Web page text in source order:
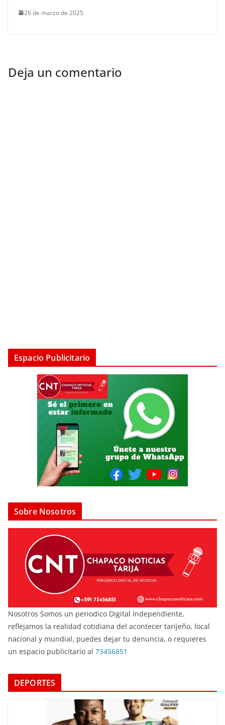
26 de marzo de 2025
Deja un comentario
Espacio Publicitario
Sobre Nosotros
Nosotros Somos un periodico Digital Independiente,
reflejamos la realidad cotidiana del acontecer tarijeño, local
nacional y mundial, puedes dejar tu denuncia, o requieres
un espacio publicitario al 73456851
DEPORTES